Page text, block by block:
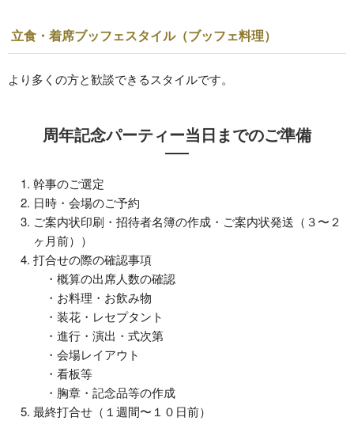
立食・着席ブッフェスタイル（ブッフェ料理）
より多くの方と歓談できるスタイルです。
周年記念パーティー当日までのご準備
幹事のご選定
日時・会場のご予約
ご案内状印刷・招待者名簿の作成・ご案内状発送（３〜２
ヶ月前））
打合せの際の確認事項
・概算の出席人数の確認
・お料理・お飲み物
・装花・レセプタント
・進行・演出・式次第
・会場レイアウト
・看板等
・胸章・記念品等の作成
最終打合せ（１週間〜１０日前）